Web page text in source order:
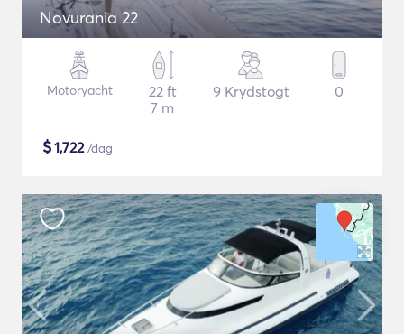
Novurania 22
Motoryacht
22 ft
7 m
9 Krydstogt 0
$1,722/dag